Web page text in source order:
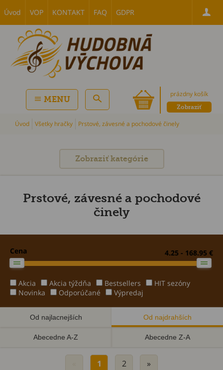
Úvod VOP KONTAKT FAQ GDPR
prázdny košík
Zobraziť
MENU
Úvod Všetky hračky Prstové, závesné a pochodové činely
Zobraziť kategórie
Prstové, závesné a pochodové
činely
Cena 4.25 - 168.95 €
Akcia Akcia týždňa Bestsellers
HIT sezóny
Novinka
Odporúčané Výpredaj
Od najlacnejších Od najdrahších
Abecedne A-Z Abecedne Z-A
1 2 »